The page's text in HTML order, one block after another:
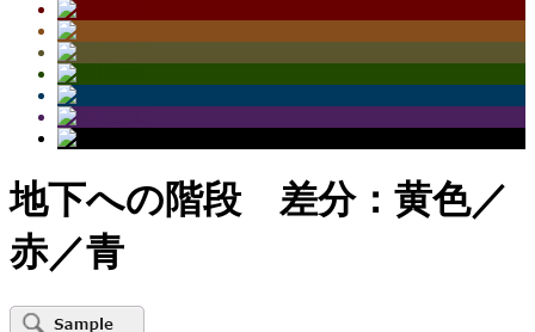
地下への階段 差分：黄色／
赤／青